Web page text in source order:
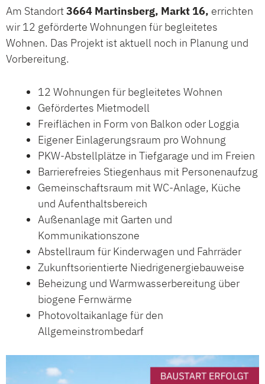
Am Standort3664 Martinsberg, Markt 16, errichten
wir 12 geförderte Wohnungen für begleitetes
Wohnen. Das Projekt ist aktuell noch in Planung und
Vorbereitung.
12 Wohnungen für begleitetes Wohnen
Gefördertes Mietmodell
Freiflächen in Form von Balkon oder Loggia
Eigener Einlagerungsraum pro Wohnung
PKW-Abstellplätze in Tiefgarage und im Freien
Barrierefreies Stiegenhaus mit Personenaufzug
Gemeinschaftsraum mit WC-Anlage, Küche
und Aufenthaltsbereich
Außenanlage mit Garten und
Kommunikationszone
Abstellraum für Kinderwagen und Fahrräder
Zukunftsorientierte Niedrigenergiebauweise
Beheizung und Warmwasserbereitung über
biogene Fernwärme
Photovoltaikanlage für den
Allgemeinstrombedarf